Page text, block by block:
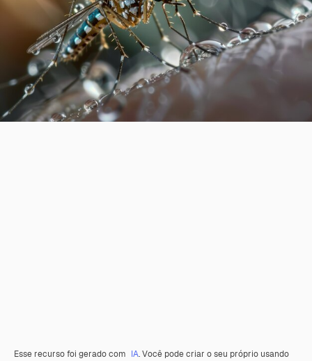
Esse recurso foi gerado com IA. Você pode criar o seu próprio usando